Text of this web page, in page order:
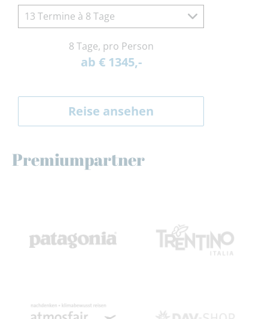
13 Termine à 8 Tage
8 Tage, pro Person
ab € 1345,-
Reise ansehen
Premiumpartner